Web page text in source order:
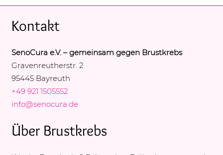
Kontakt
SenoCura e.V. – gemeinsam gegen Brustkrebs
Gravenreutherstr. 2
95445 Bayreuth
+49 921 1505552
info@senocura.de
Über Brustkrebs